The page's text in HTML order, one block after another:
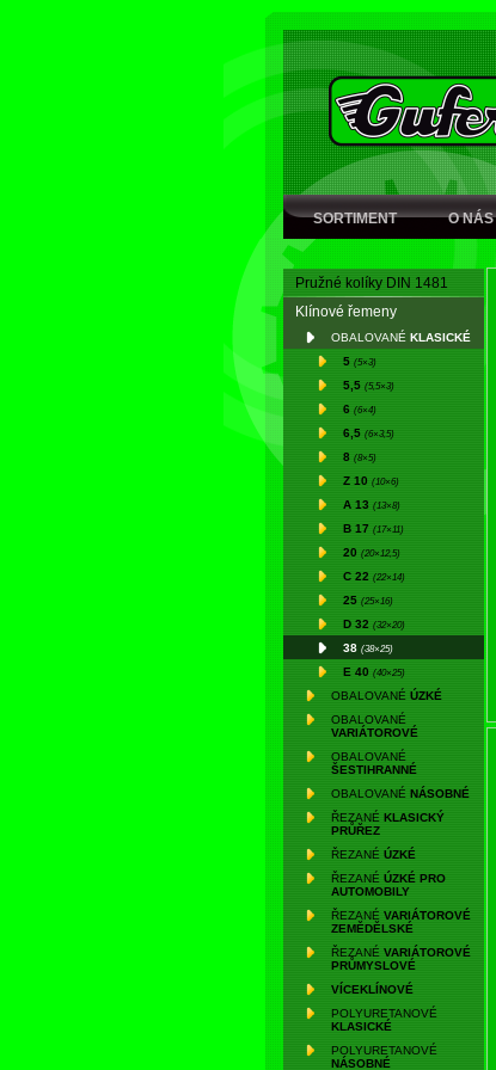
SORTIMENT O NÁS
Pružné kolíky DIN 1481
Klínové řemeny
OBALOVANÉ KLASICKÉ
5 (5×3)
5,5 (5,5×3)
6 (6×4)
6,5 (6×3,5)
8 (8×5)
Z 10 (10×6)
A 13 (13×8)
B 17 (17×11)
20 (20×12,5)
C 22 (22×14)
25 (25×16)
D 32 (32×20)
38 (38×25)
E 40 (40×25)
OBALOVANÉ ÚZKÉ
OBALOVANÉ
VARIÁTOROVÉ
OBALOVANÉ
ŠESTIHRANNÉ
OBALOVANÉ NÁSOBNÉ
ŘEZANÉ KLASICKÝ
PRŮŘEZ
ŘEZANÉ ÚZKÉ
ŘEZANÉ ÚZKÉ PRO
AUTOMOBILY
ŘEZANÉ VARIÁTOROVÉ
ZEMĚDĚLSKÉ
ŘEZANÉ VARIÁTOROVÉ
PRŮMYSLOVÉ
VÍCEKLÍNOVÉ
POLYURETANOVÉ
KLASICKÉ
POLYURETANOVÉ
NÁSOBNÉ